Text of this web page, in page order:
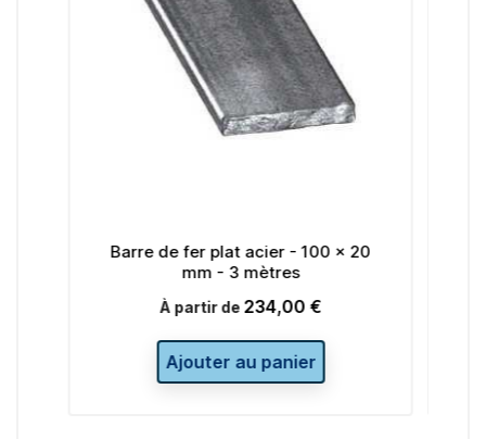
plat acier - 100 x 20
Barre de fer plat acier -